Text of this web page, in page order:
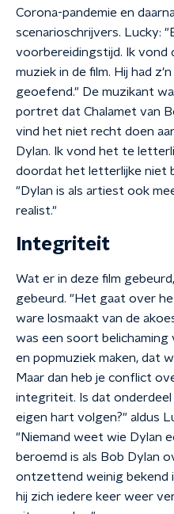
Corona-pandemie en
scenarioschrijvers. Lucky:
voorbereidingstijd. Ik vond
muziek in de film. Hij had
geoefend." De muzikant
portret dat Chalamet van
vind het niet recht doen
Dylan. Ik vond het te
doordat het letterlijke niet
"Dylan is als artiest ook
realist."
Integriteit
Wat er in deze film
gebeurd. "Het gaat over
ware losmaakt van de
was een soort
en popmuziek maken, dat
Maar dan heb je conflict
integriteit. Is dat
eigen hart volgen?" aldus
"Niemand weet wie Dylan
beroemd is als Bob Dylan
ontzettend weinig bekend
hij zich iedere keer weer